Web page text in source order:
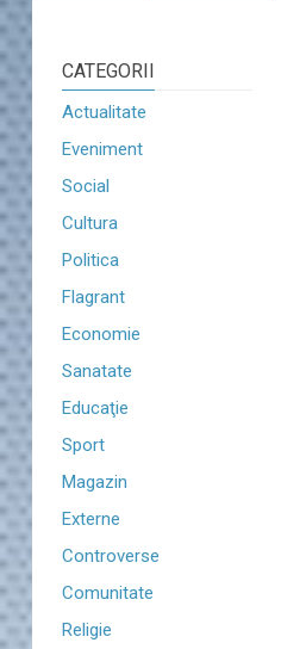
CATEGORII
Actualitate
Eveniment
Social
Cultura
Politica
Flagrant
Economie
Sanatate
Educaţie
Sport
Magazin
Externe
Controverse
Comunitate
Religie